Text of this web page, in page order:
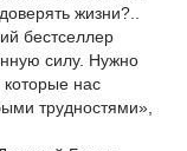
жизни?..
бестселлер
силу. Нужно
нас
трудностями»,